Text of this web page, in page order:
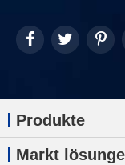
Produkte
Markt